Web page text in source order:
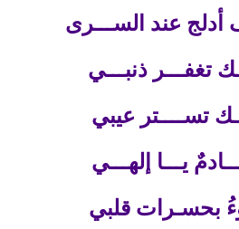
أدلج عند الســـرى
تغفـــر ذنبـــي
تســــتر عيبي
يـــا إلهـــي
بحسـرات قلبي